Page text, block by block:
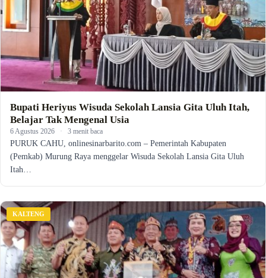
Bupati Heriyus Wisuda Sekolah Lansia Gita Uluh Itah,
Belajar Tak Mengenal Usia
6 Agustus 2026 · 3 menit baca
PURUK CAHU, onlinesinarbarito.com – Pemerintah Kabupaten
(Pemkab) Murung Raya menggelar Wisuda Sekolah Lansia Gita Uluh
Itah…
KALTENG